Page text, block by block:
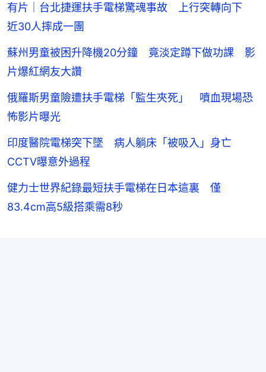
有片｜台北捷運扶手電梯驚魂事故 上行突轉向下
近30人摔成一團
蘇州男童被困升降機20分鐘 竟淡定蹲下做功課 影
片爆紅網友大讚
俄羅斯男童險遭扶手電梯「監生夾死」 噴血現場恐
怖影片曝光
印度醫院電梯突下墜 病人躺床「被吸入」身亡
CCTV曝意外過程
健力士世界紀錄最短扶手電梯在日本這裏 僅
83.4cm高5級搭乘需8秒